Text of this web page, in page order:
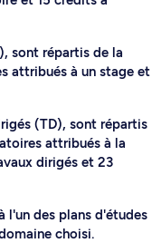
72)
(Segment 73)
(Segment
(Segment 75)
76).
sont répartis de la
attribués à un stage et
(TD), sont répartis
attribués à la
dirigés et 23
l'un des plans d'études
choisi.